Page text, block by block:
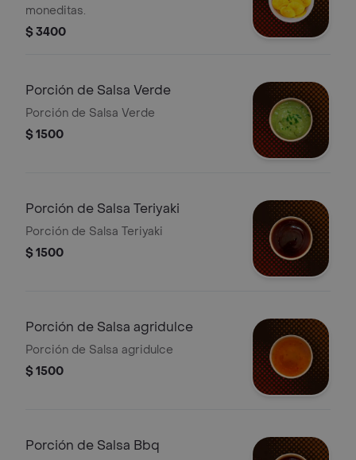
moneditas.
$ 3400
Porción de Salsa Verde
Porción de Salsa Verde
$ 1500
Porción de Salsa Teriyaki
Porción de Salsa Teriyaki
$ 1500
Porción de Salsa agridulce
Porción de Salsa agridulce
$ 1500
Porción de Salsa Bbq